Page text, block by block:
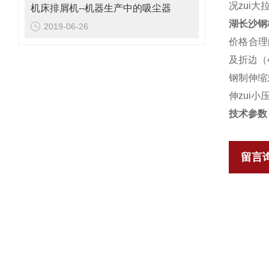
机床排屑机--机器生产中的吸尘器
2019-06-26
况zui大
湖长沙
价格合
及折边
钢制伸
伸zui小
技术参数
留言